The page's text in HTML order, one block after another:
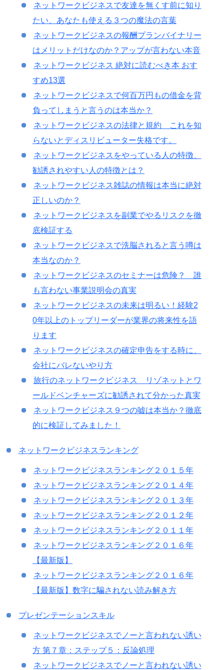
ネットワークビジネスで友達を無くす前に知り
たい、あなたも使える３つの魔法の言葉
ネットワークビジネスの報酬プランバイナリー
はメリットだけなのか？アップが言わない本音
ネットワークビジネス 絶対に読むべき本 おす
すめ13選
ネットワークビジネスで何百万円もの借金を背
負ってしまうと言うのは本当か？
ネットワークビジネスの法律と規約 これを知
らないとディスリビューター失格です。
ネットワークビジネスをやっている人の特徴、
勧誘されやすい人の特徴とは？
ネットワークビジネス雑誌の情報は本当に絶対
正しいのか？
ネットワークビジネスを副業でやるリスクを徹
底検証する
ネットワークビジネスで洗脳されると言う噂は
本当なのか？
ネットワークビジネスのセミナーは危険？ 誰
も言わない事業説明会の真実
ネットワークビジネスの未来は明るい！経験2
0年以上のトップリーダーが業界の将来性を語
ります
ネットワークビジネスの確定申告をする時に、
会社にバレないやり方
旅行のネットワークビジネス リゾネットとワ
ールドベンチャーズに勧誘されて分かった真実
ネットワークビジネス９つの嘘は本当か？徹底
的に検証してみました！
ネットワークビジネスランキング
ネットワークビジネスランキング２０１５年
ネットワークビジネスランキング２０１４年
ネットワークビジネスランキング２０１３年
ネットワークビジネスランキング２０１２年
ネットワークビジネスランキング２０１１年
ネットワークビジネスランキング２０１６年
【最新版】
ネットワークビジネスランキング２０１６年
【最新版】数字に騙されない読み解き方
プレゼンテーションスキル
ネットワークビジネスでノーと言われない誘い
方 第７章：ステップ５：反論処理
ネットワークビジネスでノーと言われない誘い